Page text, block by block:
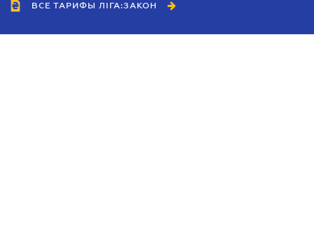
ВСЕ ТАРИФЫ ЛІГА:ЗАКОН